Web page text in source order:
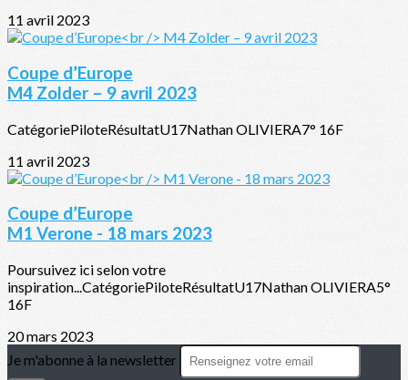
11 avril 2023
Coupe d’Europe
M4 Zolder – 9 avril 2023
CatégoriePiloteRésultatU17Nathan OLIVIERA7° 16F
11 avril 2023
Coupe d’Europe
M1 Verone - 18 mars 2023
Poursuivez ici selon votre
inspiration...CatégoriePiloteRésultatU17Nathan OLIVIERA5°
16F
20 mars 2023
Je m'abonne à la newsletter